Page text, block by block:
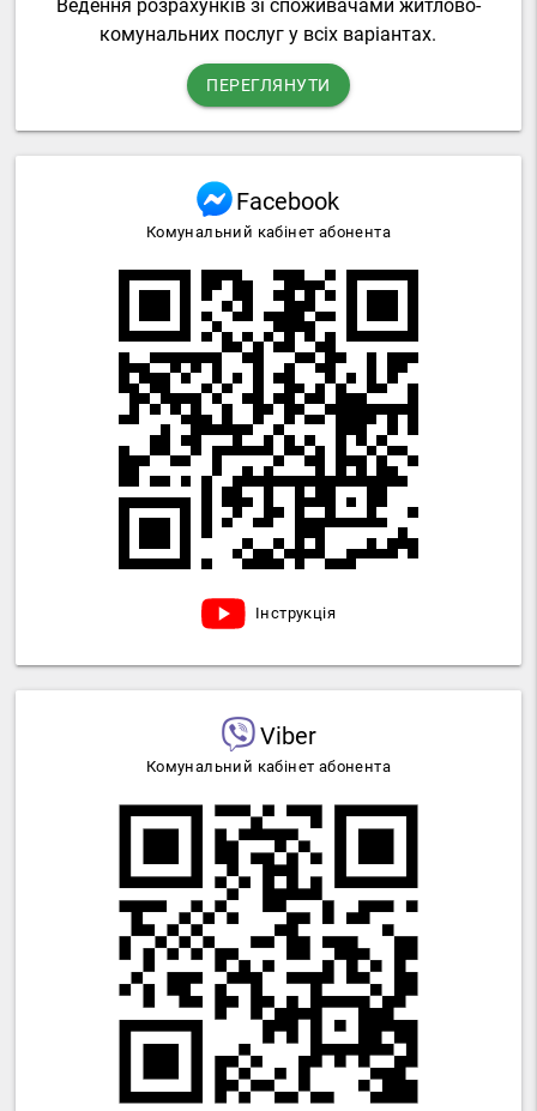
Ведення розрахунків зі споживачами житлово-
комунальних послуг у всіх варіантах.
ПЕРЕГЛЯНУТИ
Facebook
Комунальний кабінет абонента
Інструкція
Viber
Комунальний кабінет абонента